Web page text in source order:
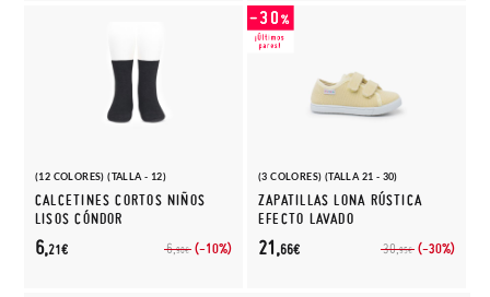
(12 COLORES) (TALLA - 12)
CALCETINES CORTOS NIÑOS
LISOS CÓNDOR
6,90€ (-10%)
6,21€
(3 COLORES) (TALLA 21 - 30)
ZAPATILLAS LONA RÚSTICA
EFECTO LAVADO
30,95€ (-30%)
21,66€